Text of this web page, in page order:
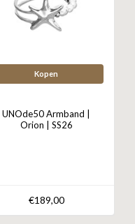
Kopen
UNOde50 Armband |
Orion | SS26
€189,00